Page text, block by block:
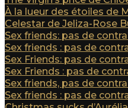
À la lueur des étoiles de
Celestar de Jeliza-Rose
Sex friends: pas de
Sex friends : pas de
Sex Friends: pas de
Sex Friends : pas de
Sex friends, pas de
Sex friends : pas de